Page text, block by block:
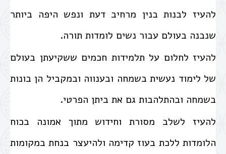
להעיז לבנות בנין מרחיב דעת ונפש היפה ביותר
שנבנה בעולם עבור נשים לומדות תורה.
להעיז לחלום על תלמידות חכמים ששקיעתן בעולם
של לימוד נעשית בשמחה ובענווה ובמקביל הן בונות
בשמחה ובהתלהבות גם את ביתן הפרטי.
להעיז לשלב מסורת וחידוש מתוך אמונה בכוח
הלומדות ללכת בעוז קדימה ולהיעצר בנחת במקומות